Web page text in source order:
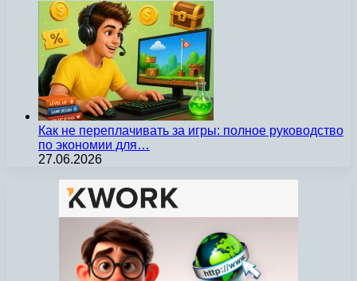
Как не переплачивать за игры: полное руководство
по экономии для…
27.06.2026